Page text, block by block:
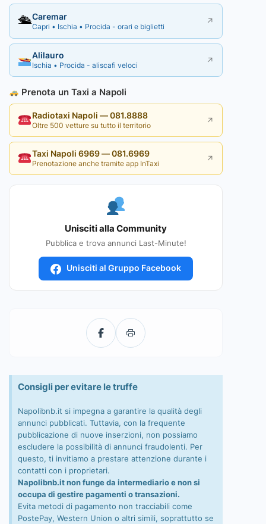
🛳Caremar
Capri • Ischia • Procida - orari e biglietti ↗
Alilauro
Ischia • Procida - aliscafi veloci ↗
Prenota un Taxi a Napoli
Radiotaxi Napoli — 081.8888
Oltre 500 vetture su tutto il territorio ↗
Taxi Napoli 6969 — 081.6969
Prenotazione anche tramite app InTaxi ↗
Unisciti alla Community
Pubblica e trova annunci Last-Minute!
Unisciti al Gruppo Facebook
Consigli per evitare le truffe
Napolibnb.it si impegna a garantire la qualità degli
annunci pubblicati. Tuttavia, con la frequente
pubblicazione di nuove inserzioni, non possiamo
escludere la possibilità di annunci fraudolenti. Per
questo, ti invitiamo a prestare attenzione durante i
contatti con i proprietari.
Napolibnb.it non funge da intermediario e non si
occupa di gestire pagamenti o transazioni.
Evita metodi di pagamento non tracciabili come
PostePay, Western Union o altri simili, soprattutto se